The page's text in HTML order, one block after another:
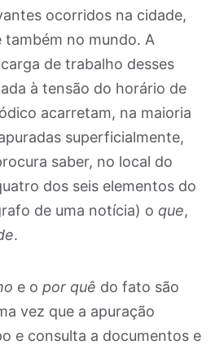
ocorridos na cidade,
também no mundo. A
de trabalho desses
à tensão do horário de
acarretam, na maioria
superficialmente,
saber, no local do
dos seis elementos do
de uma notícia) o que,
.
e o por quê do fato são
vez que a apuração
e consulta a documentos e